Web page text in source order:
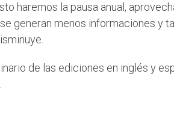
haremos la pausa anual,
generan menos informaciones y
de las ediciones en inglés y